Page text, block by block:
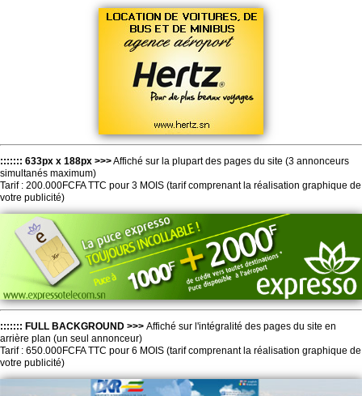
::::::: 633px x 188px >>>Affiché sur la plupart des pages du site (3 annonceurs
simultanés maximum)
Tarif : 200.000FCFA TTC pour 3 MOIS (tarif comprenant la réalisation graphique de
votre publicité)
::::::: FULL BACKGROUND >>> Affiché sur l'intégralité des pages du site en
arrière plan (un seul annonceur)
Tarif : 650.000FCFA TTC pour 6 MOIS (tarif comprenant la réalisation graphique de
votre publicité)